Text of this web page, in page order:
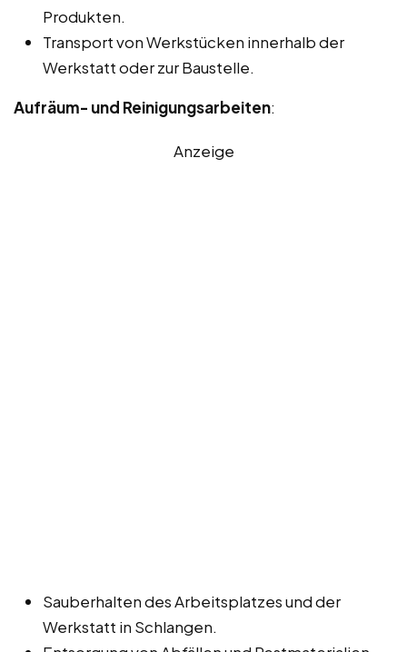
Produkten.
Transport von Werkstücken innerhalb der
Werkstatt oder zur Baustelle.
Aufräum- und Reinigungsarbeiten:
Anzeige
Sauberhalten des Arbeitsplatzes und der
Werkstatt in Schlangen.